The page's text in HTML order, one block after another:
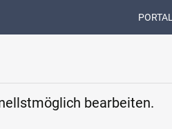
PORTAL
bearbeiten.